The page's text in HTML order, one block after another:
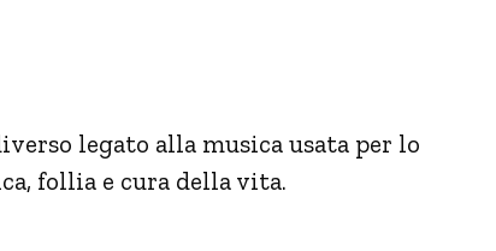
legato alla musica usata per lo
follia e cura della vita.